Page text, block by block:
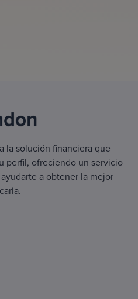
la solución financiera que
perfil, ofreciendo un servicio
a obtener la mejor